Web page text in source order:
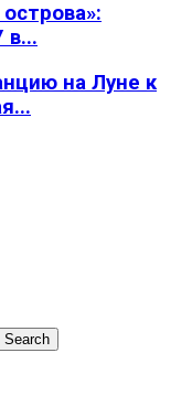
в...
на Луне к
Search